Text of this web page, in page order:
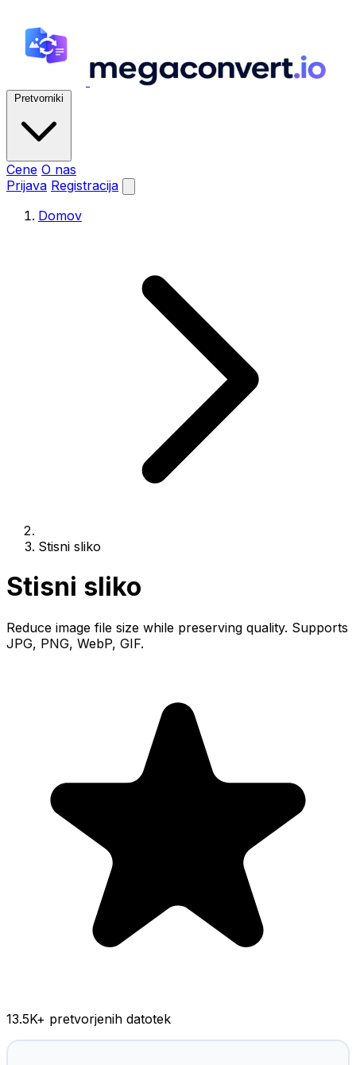
Pretvorniki
Cene O nas
Prijava Registracija
Domov
Stisni sliko
Stisni sliko
Reduce image file size while preserving quality. Supports
JPG, PNG, WebP, GIF.
13.5K+ pretvorjenih datotek